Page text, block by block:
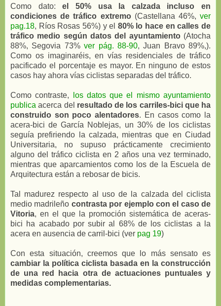
Como dato:el 50% usa la calzada incluso en
condiciones de tráfico extremo(Castellana 46%, ver
pag.18, Ríos Rosas 56%) y el 80% lo hace en calles de
tráfico medio según datos del ayuntamiento(Atocha
88%, Segovia 73%ver pág. 88-90, Juan Bravo 89%,).
Como os imaginaréis, en vías residenciales de tráfico
pacificado el porcentaje es mayor. En ninguno de estos
casos hay ahora vías ciclistas separadas del tráfico.
Como contraste,
los datos que el mismo ayuntamiento
publica acerca del resultado de los carriles-bici que ha
construido son poco alentadores. En casos como la
acera-bici de García Noblejas, un 30% de los ciclistas
seguía prefiriendo la calzada, mientras que en Ciudad
Universitaria, no supuso prácticamente crecimiento
alguno del tráfico ciclista en 2 años una vez terminado,
mientras que aparcamientos como los de la Escuela de
Arquitectura están a rebosar de bicis.
Tal madurez respecto al uso de la calzada del ciclista
medio madrileño contrasta por ejemplo con el caso de
Vitoria, en el que la promoción sistemática de aceras-
bici ha acabado por subir al 68% de los ciclistas a la
acera en ausencia de carril-bici (ver pag 19)
Con esta situación, creemos que lo más sensato es
cambiar la política ciclista basada en la construcción
de una red hacia otra de actuaciones puntuales y
medidas complementarias.